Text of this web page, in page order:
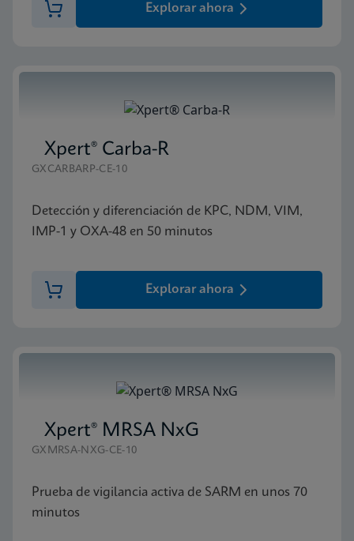
Explorar ahora
Xpert® Carba-R
GXCARBARP-CE-10
Detección y diferenciación de KPC, NDM, VIM,
IMP-1 y OXA-48 en 50 minutos
Explorar ahora
Xpert® MRSA NxG
GXMRSA-NXG-CE-10
Prueba de vigilancia activa de SARM en unos 70
minutos